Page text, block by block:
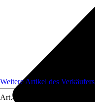
Weitere Artikel des Verkäufers
Art.-Nr.